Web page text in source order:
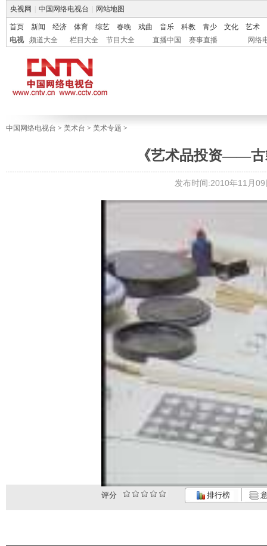
央视网 中国网络电视台 网站地图
首页 新闻 经济 体育 综艺 春晚 戏曲 音乐 科教 青少 文化
艺术
电视
频道大全 栏目大全 节目大全 直播中国 赛事直播 网络
中国网络电视台 > 美术台 > 美术专题 >
《艺术品投资——
发布时间:2010年11月
评分 排行榜